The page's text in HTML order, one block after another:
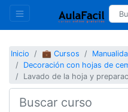
Inicio 💼 Cursos
Decoración con hojas de
Lavado de la hoja y